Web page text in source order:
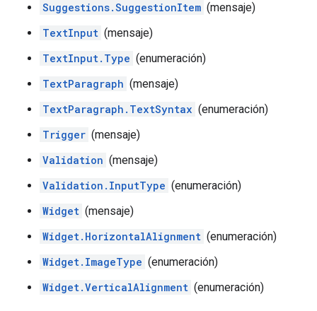
Suggestions.SuggestionItem (mensaje)
TextInput (mensaje)
TextInput.Type (enumeración)
TextParagraph (mensaje)
TextParagraph.TextSyntax (enumeración)
Trigger (mensaje)
Validation (mensaje)
Validation.InputType (enumeración)
Widget (mensaje)
Widget.HorizontalAlignment (enumeración)
Widget.ImageType (enumeración)
Widget.VerticalAlignment (enumeración)